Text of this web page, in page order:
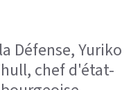
Défense, Yuriko
chef d'état-